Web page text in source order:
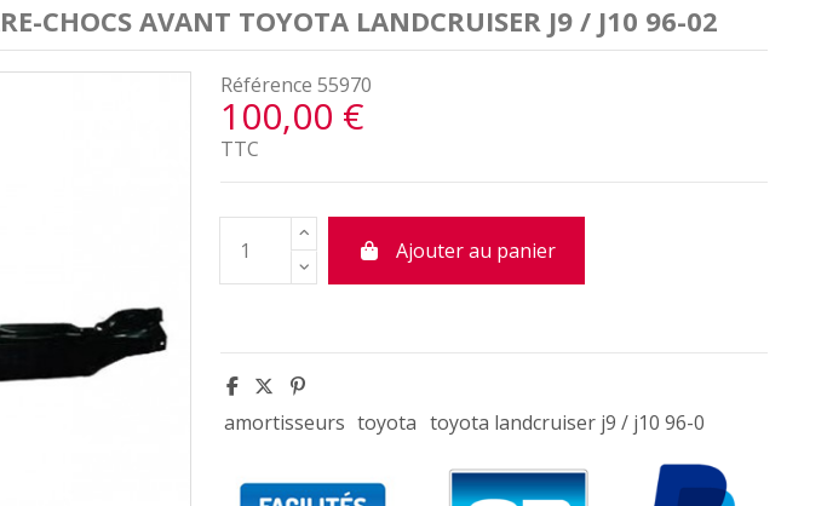
CHOCS AVANT TOYOTA LANDCRUISER J9 / J10 96-02
Référence 55970
100,00 €
TTC
Ajouter au panier
amortisseurs toyota toyota landcruiser j9 / j10 96-0